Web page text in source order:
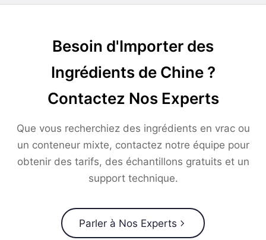
Besoin d'Importer des
Ingrédients de Chine ?
Contactez Nos Experts
Que vous recherchiez des ingrédients en vrac ou
un conteneur mixte, contactez notre équipe pour
obtenir des tarifs, des échantillons gratuits et un
support technique.
Parler à Nos Experts